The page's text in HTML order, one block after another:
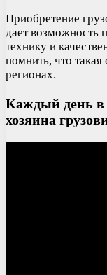
Приобретение
дает возможность
технику и
помнить, что
регионах.
Каждый день в
хозяина